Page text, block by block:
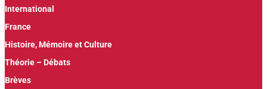
International
France
Histoire, Mémoire et Culture
Théorie – Débats
Brèves